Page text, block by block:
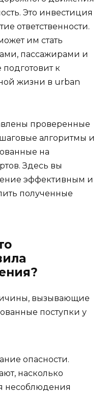
Это инвестиция
ответственности.
им стать
пассажирами и
к
жизни в urban
проверенные
алгоритмы и
на
Здесь вы
эффективным и
полученные
вызывающие
поступки у
опасности.
насколько
несоблюдения